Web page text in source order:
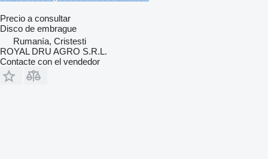
Precio a consultar
Disco de embrague
Rumanía, Cristesti
ROYAL DRU AGRO S.R.L.
Contacte con el vendedor